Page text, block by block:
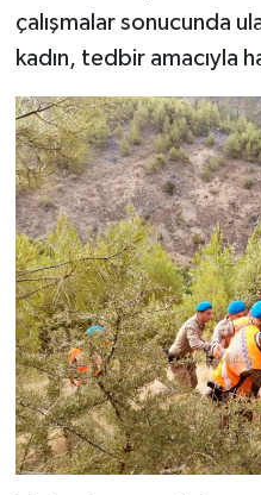
çalışmalar sonucunda
kadın, tedbir amacıyla